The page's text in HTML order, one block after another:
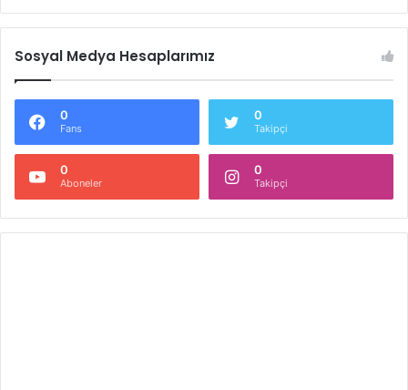
Sosyal Medya Hesaplarımız
0
Fans
0
Takipçi
0
Aboneler
0
Takipçi